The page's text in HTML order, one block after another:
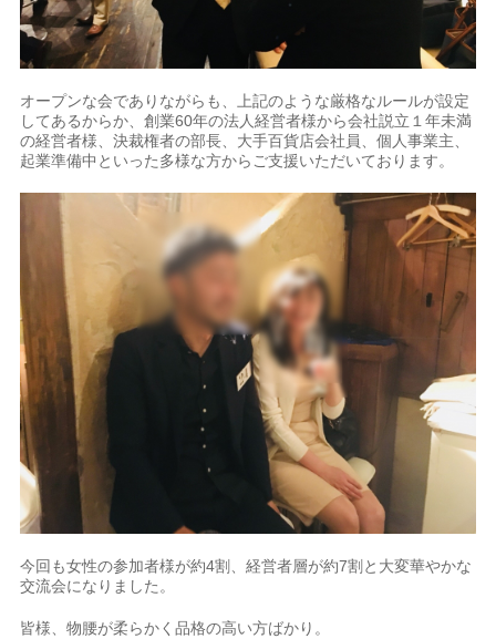
オープンな会でありながらも、上記のような厳格なルールが設定
してあるからか、創業60年の法人経営者様から会社説立１年未満
の経営者様、決裁権者の部長、大手百貨店会社員、個人事業主、
起業準備中といった多様な方からご支援いただいております。
今回も女性の参加者様が約4割、経営者層が約7割と大変華やかな
交流会になりました。
皆様、物腰が柔らかく品格の高い方ばかり。